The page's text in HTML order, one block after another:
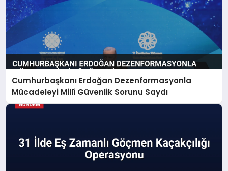
Cumhurbaşkanı Erdoğan Dezenformasyonla
Mücadeleyi Millî Güvenlik Sorunu Saydı